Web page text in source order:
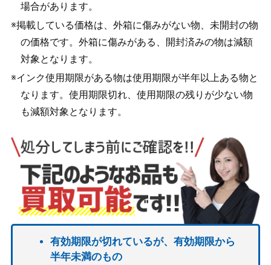
場合があります。
※掲載している価格は、外箱に傷みがない物、未開封の物
の価格です。外箱に傷みがある、開封済みの物は減額
対象となります。
※インク使用期限がある物は使用期限が半年以上ある物と
なります。使用期限切れ、使用期限の残りが少ない物
も減額対象となります。
有効期限が切れているが、有効期限から
半年未満のもの